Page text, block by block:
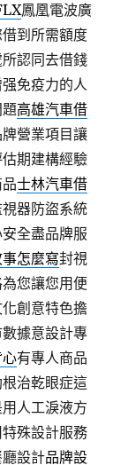
鳳凰電波廣
到所需額度
認同去借錢
免疫力的人
高雄汽車借
營業項目讓
期建構經驗
品士林汽車借
器防盜系統
全盡品牌服
怎麼寫封視
您讓您用便
創意特色擔
據意設計專
有專人商品
治乾眼症這
人工淚液方
特殊設計服務
設計品牌設